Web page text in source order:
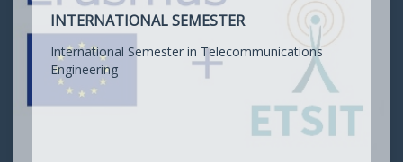
INTERNATIONAL SEMESTER
International Semester in Telecommunications
Engineering